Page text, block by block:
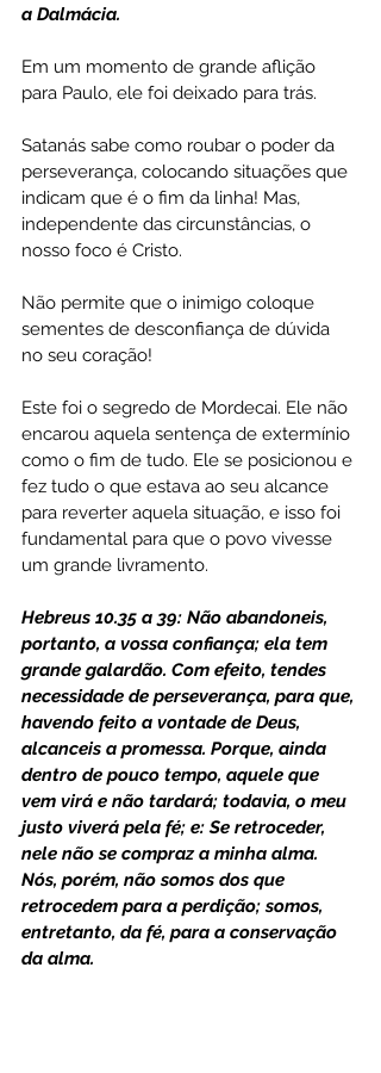
a Dalmácia.
Em um momento de grande aflição
para Paulo, ele foi deixado para trás.
Satanás sabe como roubar o poder da
perseverança, colocando situações que
indicam que é o fim da linha! Mas,
independente das circunstâncias, o
nosso foco é Cristo.
Não permite que o inimigo coloque
sementes de desconfiança de dúvida
no seu coração!
Este foi o segredo de Mordecai. Ele não
encarou aquela sentença de extermínio
como o fim de tudo. Ele se posicionou e
fez tudo o que estava ao seu alcance
para reverter aquela situação, e isso foi
fundamental para que o povo vivesse
um grande livramento.
Hebreus 10.35 a 39: Não abandoneis,
portanto, a vossa confiança; ela tem
grande galardão. Com efeito, tendes
necessidade de perseverança, para que,
havendo feito a vontade de Deus,
alcanceis a promessa. Porque, ainda
dentro de pouco tempo, aquele que
vem virá e não tardará; todavia, o meu
justo viverá pela fé; e: Se retroceder,
nele não se compraz a minha alma.
Nós, porém, não somos dos que
retrocedem para a perdição; somos,
entretanto, da fé, para a conservação
da alma.